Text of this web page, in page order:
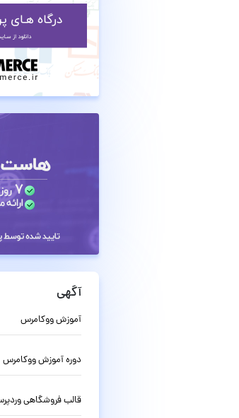
آگهی
آموزش ووکامرس
دوره آموزش ووکامرس
قالب فروشگاهی